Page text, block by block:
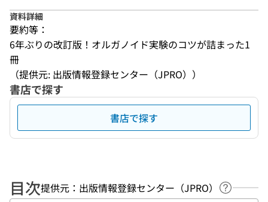
資料詳細
要約等：
6年ぶりの改訂版！オルガノイド実験のコツが詰まった1
冊
（提供元: 出版情報登録センター（JPRO））
書店で探す
書店で探す
目次提供元：出版情報登録センター（JPRO）
ヘルプペ